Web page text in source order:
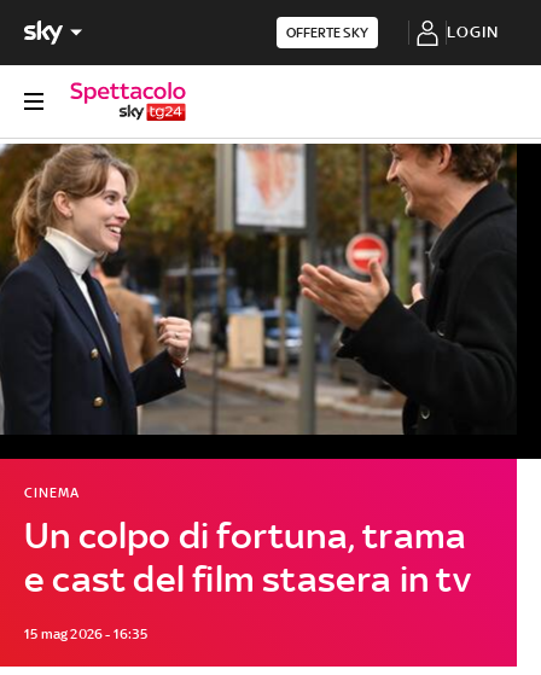
OFFERTE SKY LOGIN
Un colpo di fortuna, trama
e cast del film stasera in tv
CINEMA
15 mag 2026 - 16:35